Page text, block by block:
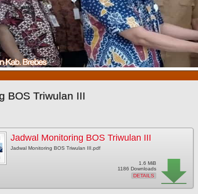
1 2 3
BOS Triwulan III
Jadwal Monitoring BOS Triwulan III
Jadwal Monitoring BOS Triwulan III.pdf
1.6 MiB
1186 Downloads
DETAILS